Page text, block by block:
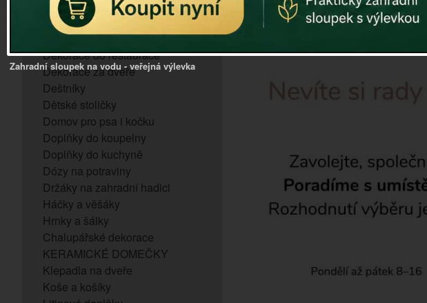
Bytový textil
Dárky pro muže
Dekorace do bytu
Dekorace do restaurace
Dekorace za dveře
Deštníky
Dětské stoličky
Domov pro psa i kočku
Doplňky do koupelny
Doplňky do kuchyně
Dózy na potraviny
Držáky na zahradní hadici
Háčky a věšáky
Hrnky a šálky
Chalupářské dekorace
KERAMICKÉ DOMEČKY
Klepadla na dveře
Koše a košíky
Zahradní sloupek na vodu - veřejná výlevka